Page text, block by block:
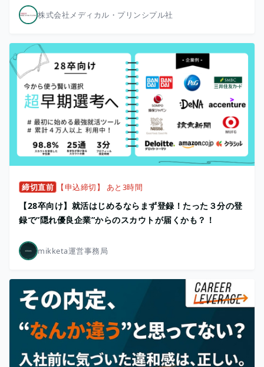
株式会社メディカル・プリンシプル社
締切直前 【申込締切】 あと3時間
【28卒向け】就活はじめるならまず登録！たった３分の登
録で”隠れ優良企業”からのスカウトが届くかも？！
mikketa運営事務局